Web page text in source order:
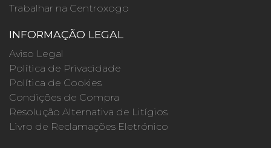
Trabalhar na Centroxogo
INFORMAÇÃO LEGAL
Aviso Legal
Política de Privacidade
Política de Cookies
Condições de Compra
Resolução Alternativa de Litígios
Livro de Reclamações Eletrónico